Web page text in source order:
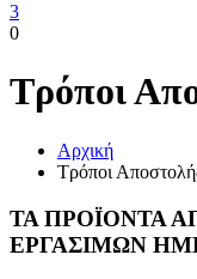
3
0
Τρόποι
Αρχική
Τρόποι
ΤΑ ΠΡΟΪΟΝΤΑ
ΕΡΓΑΣΙΜΩΝ